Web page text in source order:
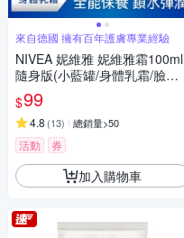
來自德國 擁有百年護膚專業經驗
NIVEA 妮維雅 妮維雅霜100ml
隨身版(小藍罐/身體乳霜/臉部
身體適用)
$99
4.8 (13) 總銷量>50
活動 券
加入購物車